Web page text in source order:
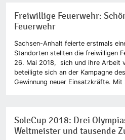
Freiwillige Feuerwehr:
Feuerwehr
Sachsen-Anhalt feierte erstmals
Standorten stellten die freiwilligen
26. Mai 2018, sich und ihre Arbeit
beteiligte sich an der Kampagne
Gewinnung neuer Einsatzkräfte. Mit
SoleCup 2018: Drei
Weltmeister und tausende